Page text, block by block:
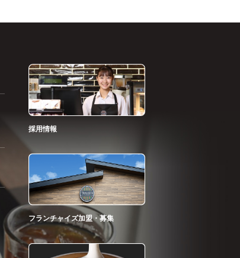
採用情報
フランチャイズ加盟・募集